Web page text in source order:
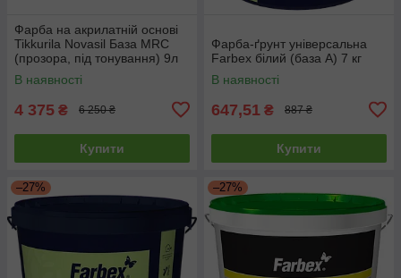
Фарба на акрилатній основі
Tikkurila Novasil База MRС
(прозора, під тонування) 9л
В наявності
4 375 ₴ 6 250 ₴
Купити
Фарба-ґрунт універсальна
Farbex білий (база А) 7 кг
В наявності
647,51 ₴ 887 ₴
Купити
–27% –27%